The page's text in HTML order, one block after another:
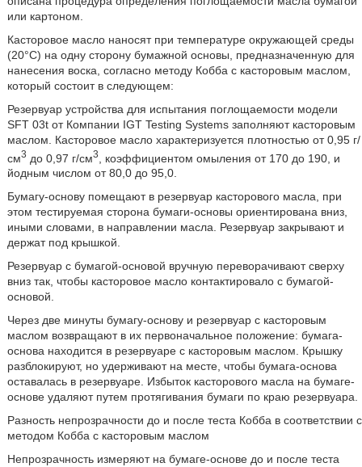
или картоном.
Касторовое масло наносят при температуре окружающей среды
(20°С) на одну сторону бумажной основы, предназначенную для
нанесения воска, согласно методу Кобба с касторовым маслом,
который состоит в следующем:
Резервуар устройства для испытания поглощаемости модели
SFT 03t от Компании IGT Testing Systems заполняют касторовым
маслом. Касторовое масло характеризуется плотностью от 0,95 г/
см3 до 0,97 г/см3
, коэффициентом омыления от 170 до 190, и
йодным числом от 80,0 до 95,0.
Бумагу-основу помещают в резервуар касторового масла, при
этом тестируемая сторона бумаги-основы ориентирована вниз,
иными словами, в направлении масла. Резервуар закрывают и
держат под крышкой.
Резервуар с бумагой-основой вручную переворачивают сверху
вниз так, чтобы касторовое масло контактировало с бумагой-
основой.
Через две минуты бумагу-основу и резервуар с касторовым
маслом возвращают в их первоначальное положение: бумага-
основа находится в резервуаре с касторовым маслом. Крышку
разблокируют, но удерживают на месте, чтобы бумага-основа
оставалась в резервуаре. Избыток касторового масла на бумаге-
основе удаляют путем протягивания бумаги по краю резервуара.
Разность непрозрачности до и после теста Кобба в соответствии с
методом Кобба с касторовым маслом
Непрозрачность измеряют на бумаге-основе до и после теста